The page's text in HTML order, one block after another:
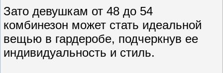
Зато девушкам от 48 до 54
комбинезон может стать идеальной
вещью в гардеробе, подчеркнув ее
индивидуальность и стиль.